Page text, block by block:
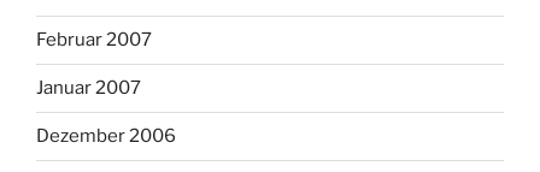
Februar 2007
Januar 2007
Dezember 2006